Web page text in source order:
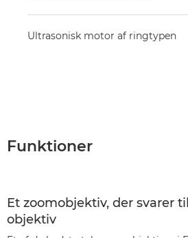
Ultrasonisk motor af ringtypen
Funktioner
Et zoomobjektiv, der svarer
objektiv